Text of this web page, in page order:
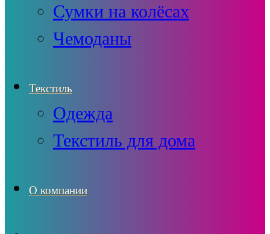
Сумки на колёсах
Чемоданы
Текстиль
Одежда
Текстиль для дома
О компании